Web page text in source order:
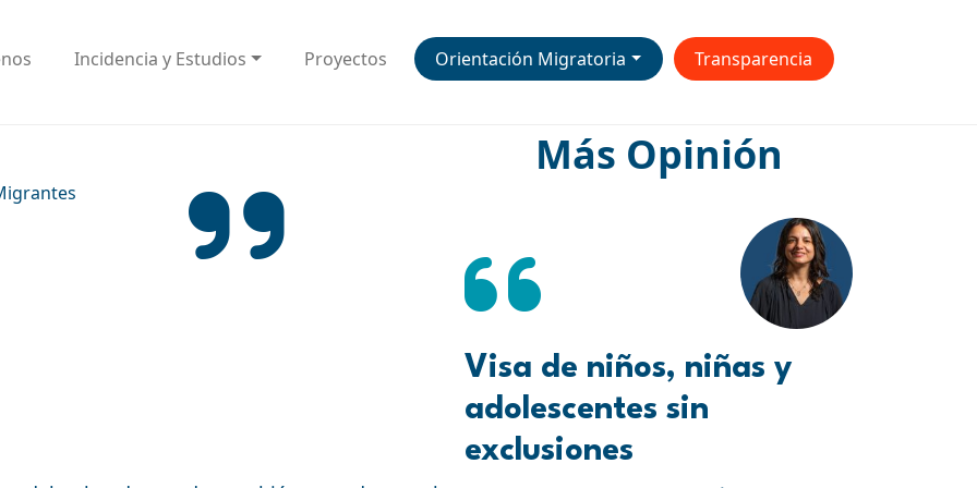
Incidencia y Estudios Proyectos Orientación Migratoria Transparencia
Más Opinión
Visa de niños, niñas y
adolescentes sin
exclusiones